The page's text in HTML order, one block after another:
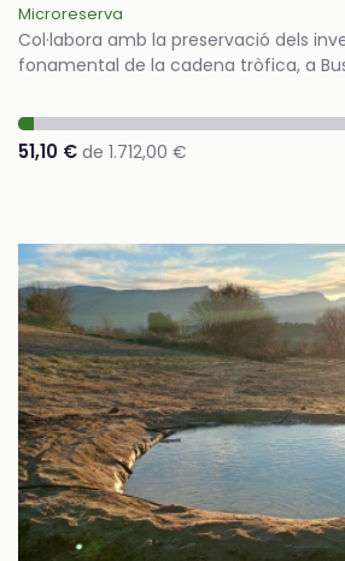
Microreserva
Col·labora amb la preservació dels
fonamental de la cadena tròfica, a
51,10 € de 1.712,00 €